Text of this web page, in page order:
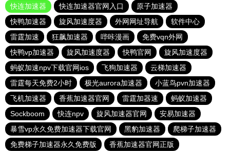
快连加速器
快连加速器官网入口
原子加速器
快鸭加速器
旋风加速度器 外网网址导航
软件中心
雷霆加速
狂飙加速器 哔咔漫画
免费vqn外网
快鸭vp加速器
旋风加速度器 快鸭官网
旋风加速度器
蚂蚁加速npv下载官网ios
飞狗加速器
云梯加速器
雷霆每天免费2小时
极光aurora加速器
小蓝鸟pvn加速器
飞机加速器
香蕉加速器官网 雷霆加器速
蚂蚁加速器
Sockboom
快连npv 旋风加速器官网
安易加速器
暴雪vp永久免费加速器下载官网
黑豹加速器
爬梯子加速器
免费梯子加速器永久免费版
香蕉加速器官网正版